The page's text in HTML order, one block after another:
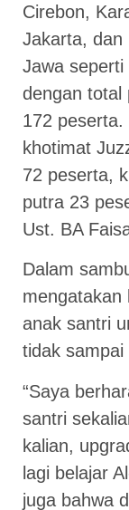
Cirebon,
Jakarta, dan
Jawa seperti
dengan total
172 peserta.
khotimat
72 peserta,
putra 23
Ust. BA
Dalam
mengatakan
anak santri
tidak sampai
“Saya
santri
kalian,
lagi belajar
juga bahwa